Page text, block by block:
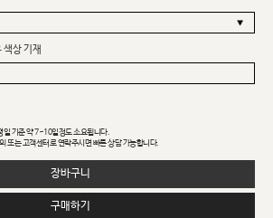
색상 기재
일 기준 약 7~10일정도 소요됩니다.
또는 고객센터로 연락주시면 빠른 상담 가능합니다.
장바구니
구매하기